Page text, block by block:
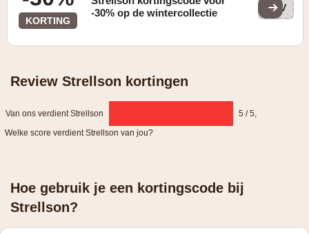
KORTING
-30% op de wintercollectie
30V
Review Strellson kortingen
Van ons verdient Strellson 5 / 5
Welke score verdient Strellson van jou?
Hoe gebruik je een kortingscode bij
Strellson?